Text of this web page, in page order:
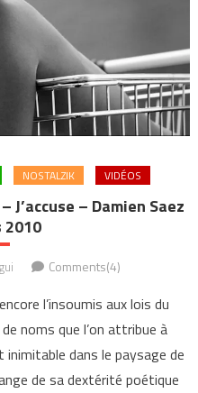
NOSTALZIK VIDÉOS
J’accuse – Damien Saez
2010
Comments(4)
l’insoumis aux lois du
noms que l’on attribue à
dans le paysage de
de sa dextérité poétique